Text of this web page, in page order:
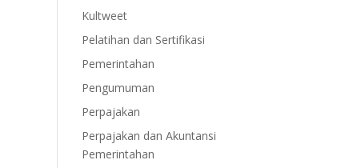
Kultweet
Pelatihan dan Sertifikasi
Pemerintahan
Pengumuman
Perpajakan
Perpajakan dan Akuntansi
Pemerintahan